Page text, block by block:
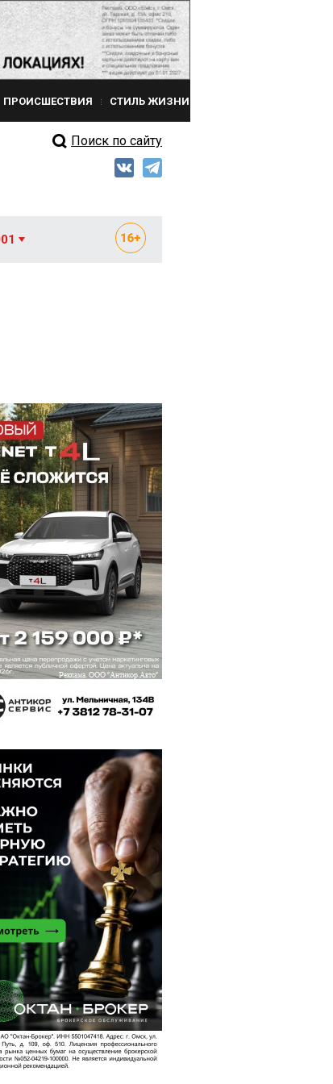
ПРОИСШЕСТВИЯ СТИЛЬ ЖИЗНИ
Поиск по сайту